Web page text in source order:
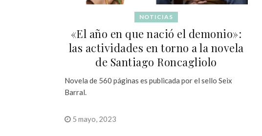
NOTICIAS
«El año en que nació el demonio»:
las actividades en torno a la novela
de Santiago Roncagliolo
Novela de 560 páginas es publicada por el sello Seix
Barral.
5 mayo, 2023